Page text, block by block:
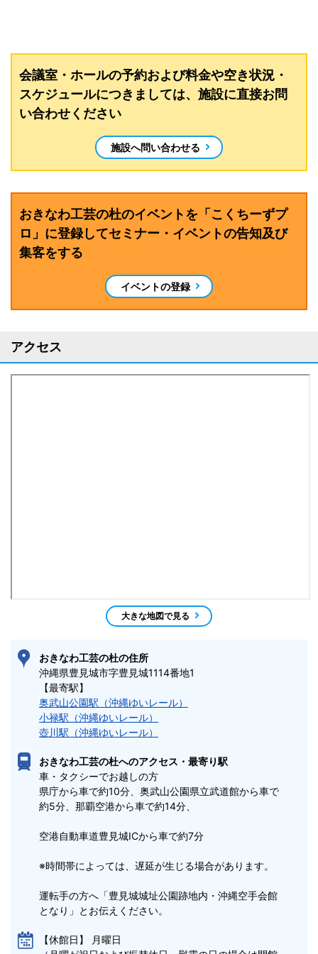
会議室・ホールの予約および料金や空き状況・
スケジュールにつきましては、施設に直接お問
い合わせください
施設へ問い合わせる
おきなわ工芸の杜のイベントを「こくちーずプ
ロ」に登録してセミナー・イベントの告知及び
集客をする
イベントの登録
アクセス
大きな地図で見る
おきなわ工芸の杜の住所
沖縄県豊見城市字豊見城1114番地1
【最寄駅】
奥武山公園駅（沖縄ゆいレール）
小禄駅（沖縄ゆいレール）
壺川駅（沖縄ゆいレール）
おきなわ工芸の杜へのアクセス・最寄り駅
車・タクシーでお越しの方
県庁から車で約10分、奥武山公園県立武道館から車で
約5分、那覇空港から車で約14分、
空港自動車道豊見城ICから車で約7分
※時間帯によっては、遅延が生じる場合があります。
運転手の方へ「豊見城城址公園跡地内・沖縄空手会館
となり」とお伝えください。
【休館日】
月曜日